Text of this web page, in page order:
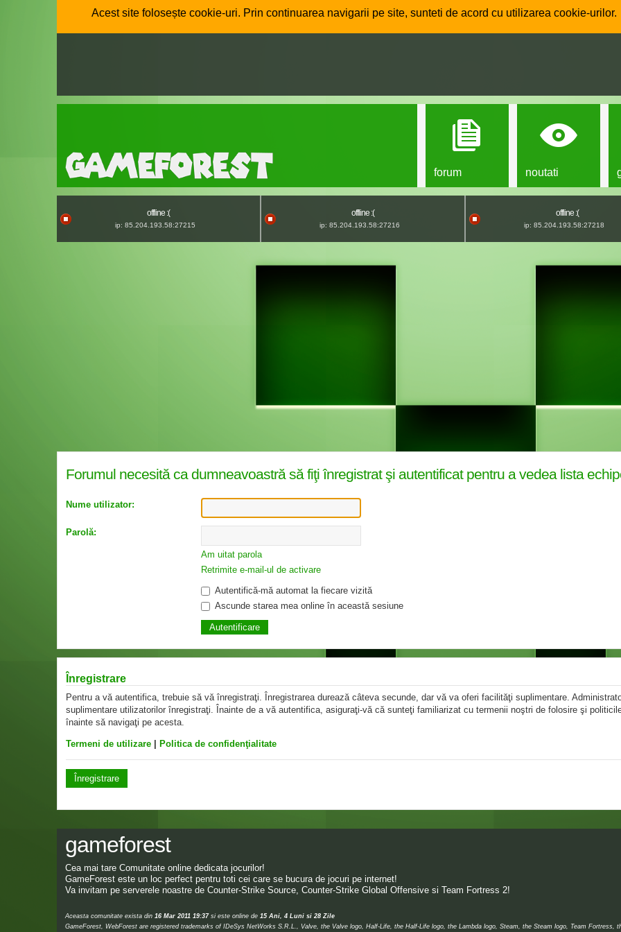
Acest site folosește cookie-uri. Prin continuarea navigarii pe site, sunteti de acord cu utilizarea cookie-urilor.
forum noutati
offline :(
ip: 85.204.193.58:27215
offline :(
ip: 85.204.193.58:27216
offline :(
ip: 85.204.193.58:27218
Forumul necesită ca dumneavoastră să fiţi înregistrat şi autentificat pentru a vedea lista
Nume utilizator:
Parolă:
Am uitat parola
Retrimite e-mail-ul de activare
Autentifică-mă automat la fiecare vizită
Ascunde starea mea online în această sesiune
Înregistrare
Pentru a vă autentifica, trebuie să vă înregistraţi. Înregistrarea durează câteva secunde, dar vă va oferi facilităţi suplimentare.
suplimentare utilizatorilor înregistraţi. Înainte de a vă autentifica, asiguraţi-vă că sunteţi familiarizat cu termenii noştri de folosire şi
înainte să navigaţi pe acesta.
Termeni de utilizare Politica de confidenţialitate
Înregistrare
gameforest
Cea mai tare Comunitate online dedicata jocurilor!
GameForest este un loc perfect pentru toti cei care se bucura de jocuri pe internet!
Va invitam pe serverele noastre de Counter-Strike Source, Counter-Strike Global Offensive si Team Fortress 2!
Aceasta comunitate exista din 16 Mar 2011 19:37si este online de 15 Ani, 4 Luni si 28 Zile
GameForest, WebForest are registered trademarks of IDeSys NetWorks S.R.L., Valve, the Valve logo, Half-Life, the Half-Life logo, the Lambda logo, Steam, the Steam logo, Team Fortress,